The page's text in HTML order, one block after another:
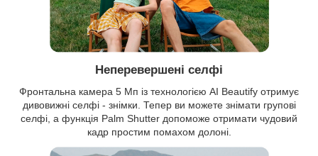
Неперевершені селфі
Фронтальна камера 5 Мп із технологією AI Beautify отримує
дивовижні селфі - знімки. Тепер ви можете знімати групові
селфі, а функція Palm Shutter допоможе отримати чудовий
кадр простим помахом долоні.